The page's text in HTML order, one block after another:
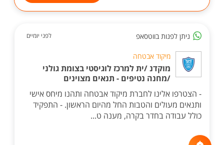
ניתן לפנות בווטסאפ לפני יומיים
מיקוד אבטחה
מוקדנ /ית למרכז לוגיסטי בצומת גולני
/מחנה נטיפים - תנאים מצוינים
- הצטרפו אלינו לחברת מיקוד אבטחה ותהנו מיחס אישי
ותנאים מעולים והטבות החל מהיום הראשון. - התפקיד
כולל עבודה בחדר בקרה, מענה ט...